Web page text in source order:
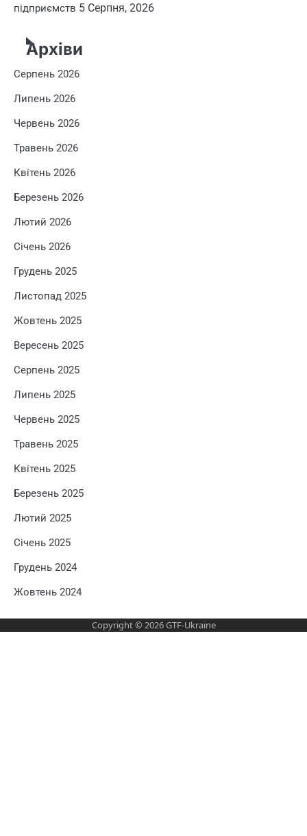
підприємств 5 Серпня, 2026
Архіви
Серпень 2026
Липень 2026
Червень 2026
Травень 2026
Квітень 2026
Березень 2026
Лютий 2026
Січень 2026
Грудень 2025
Листопад 2025
Жовтень 2025
Вересень 2025
Серпень 2025
Липень 2025
Червень 2025
Травень 2025
Квітень 2025
Березень 2025
Лютий 2025
Січень 2025
Грудень 2024
Жовтень 2024
Copyright © 2026GTF-Ukraine